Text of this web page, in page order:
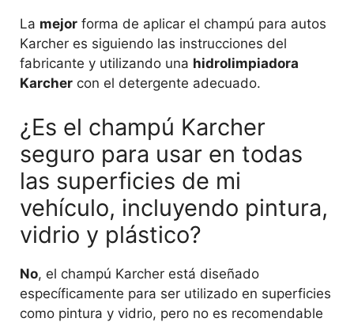
La mejor forma de aplicar el champú para autos
Karcher es siguiendo las instrucciones del
fabricante y utilizando una hidrolimpiadora
Karcher con el detergente adecuado.
¿Es el champú Karcher
seguro para usar en todas
las superficies de mi
vehículo, incluyendo pintura,
vidrio y plástico?
No, el champú Karcher está diseñado
específicamente para ser utilizado en superficies
como pintura y vidrio, pero no es recomendable